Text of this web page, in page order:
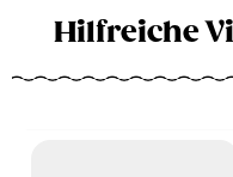
Hilfreiche